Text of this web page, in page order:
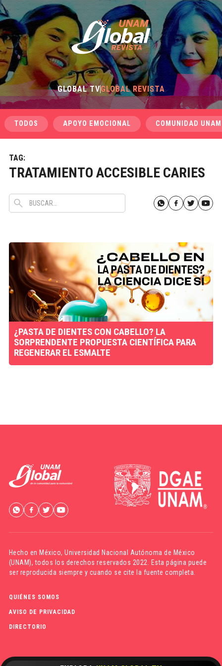
GLOBAL TVGLOBAL REVISTA
TODOS APOYO EMOCIONAL COMUNIDAD UNAM
TAG:
TRATAMIENTO ACCESIBLE CARIES
¿PASTA DE DIENTES CON CABELLO? LA
SORPRENDENTE PROPUESTA CIENTÍFICA PARA
REGENERAR EL ESMALTE
Hecho en México,Universidad Nacional Autónoma de México
(UNAM), todos los derechos reservados 2022. Esta página puede
ser reproducida siempre y cuando se cite la fuente completa.
QUIÉNES SOMOS
AVISO DE PRIVACIDAD
DIRECTORIO